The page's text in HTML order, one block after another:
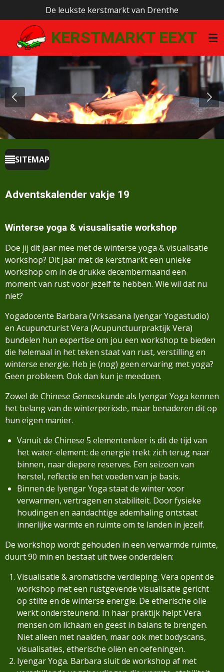
direct
naar
hoofdinhoud
KERSTMARKT EEXT
De leukste kerstmarkt van Drenthe
SITEMAP
Adventskalender vakje 19
Winterse yoga & visusalisatie workshop
Doe jij dit jaar mee met de winterse yoga & visualisatie
workshop? Dit jaar met de kerstmarkt een unieke
workshop om in de drukke decembermaand een
moment van rust voor jezelf te hebben. Wie wil dat nu
niet?
Yogadocente Barbara (Vrksasana Iyengar Yogastudio)
en Acupuncturist Vera (Acupunctuurpraktijk Vera)
bundelen hun expertise om jou een workshop te bieden
die helemaal in het teken staat van rust, verstilling en
winterse energie. Heb je (nog) geen ervaring met yoga?
Geen probleem. Ook dan kun je meedoen.
Zowel de Chinese Geneeskunde als Iyengar Yoga kennen
het belang van de winterperiode, maar benaderen dit op
hun eigen manier.
Vanuit de Chinese 5 elementenleer is dit de tijd van
het water-element: de energie trekt zich terug naar
binnen, naar diepere reserves. Een seizoen van
herstel, reflectie en het voeden van je basis.
Binnen de Iyengar Yoga staat de winter voor
verwarmen, vertragen en stabiliteit. Door fysieke
houdingen en aandachtige ademhaling ontstaat
innerlijke warmte en ruimte om te landen in jezelf.
De workshop wordt gehouden in een verwarmde ruimte,
duurt 90 min en bestaat uit twee onderdelen:
Visualisatie & aromatische verdieping. Vera opent de
workshop met een rustgevende visualisatie gericht
op stilte en de winterse energie. De etherische olie
werkt ondersteunend. In haar praktijk helpt Vera
mensen om lichaam en geest in balans te brengen.
Niet alleen met naalden, maar ook met bodyscans,
visualisaties, etherische oliën en oefeningen.
Iyengar Yoga. Barbara sluit de workshop af met